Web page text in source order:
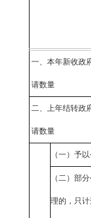
一、本年新收政
请数量
二、上年结转政
请数量
（一）予
（二）部
理的，只